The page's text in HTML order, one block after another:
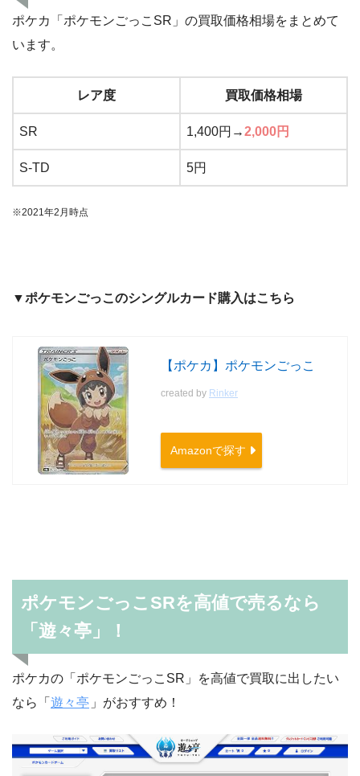
ポケカ「ポケモンごっこSR」の買取価格相場をまとめて
います。
レア度 買取価格相場
SR 1,400円→2,000円
S-TD 5円
※2021年2月時点
▼ポケモンごっこのシングルカード購入はこちら
【ポケカ】ポケモンごっこ
created by Rinker
Amazonで探す
ポケモンごっこSRを高値で売るなら
「遊々亭」！
ポケカの「ポケモンごっこSR」を高値で買取に出したい
なら「 遊々亭 」がおすすめ！